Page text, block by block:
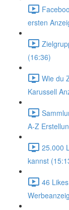
ersten
(16:36)
Wie du
Karussell
A-Z
25.000
kannst
46